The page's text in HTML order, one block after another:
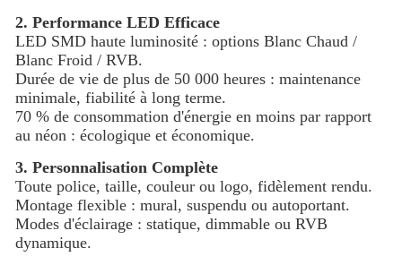
2. Performance LED Efficace
LED SMD haute luminosité : options Blanc Chaud /
Blanc Froid / RVB.
Durée de vie de plus de 50 000 heures : maintenance
minimale, fiabilité à long terme.
70 % de consommation d'énergie en moins par rapport
au néon : écologique et économique.
3. Personnalisation Complète
Toute police, taille, couleur ou logo, fidèlement rendu.
Montage flexible : mural, suspendu ou autoportant.
Modes d'éclairage : statique, dimmable ou RVB
dynamique.